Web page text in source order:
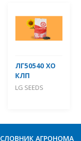
ЛГ50540 ХО
КЛП
LG SEEDS
СЛОВНИК АГРОНОМА